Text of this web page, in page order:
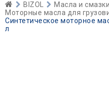
BIZOL
Масла и смазки
Моторные масла для
Синтетическое моторное
л